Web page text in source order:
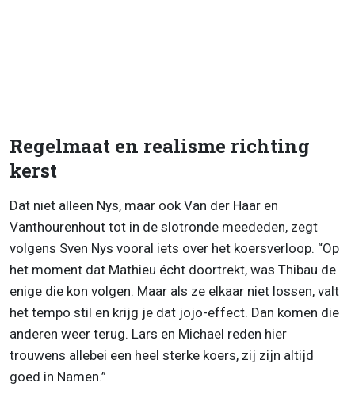
Regelmaat en realisme richting
kerst
Dat niet alleen Nys, maar ook Van der Haar en
Vanthourenhout tot in de slotronde meededen, zegt
volgens Sven Nys vooral iets over het koersverloop. “Op
het moment dat Mathieu écht doortrekt, was Thibau de
enige die kon volgen. Maar als ze elkaar niet lossen, valt
het tempo stil en krijg je dat jojo-effect. Dan komen die
anderen weer terug. Lars en Michael reden hier
trouwens allebei een heel sterke koers, zij zijn altijd
goed in Namen.”